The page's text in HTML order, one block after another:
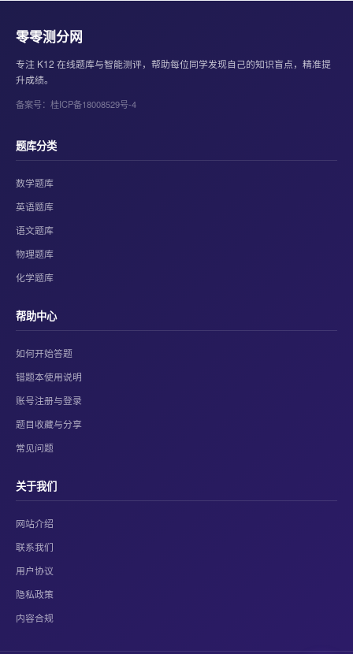
零零测分网
专注 K12 在线题库与智能测评，帮助每位同学发现自己的知识盲点，精准提
升成绩。
备案号：桂ICP备18008529号-4
题库分类
数学题库
英语题库
语文题库
物理题库
化学题库
帮助中心
如何开始答题
错题本使用说明
账号注册与登录
题目收藏与分享
常见问题
关于我们
网站介绍
联系我们
用户协议
隐私政策
内容合规